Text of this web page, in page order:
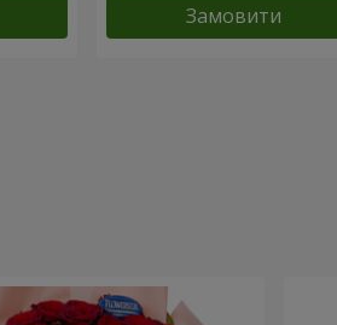
Замовити